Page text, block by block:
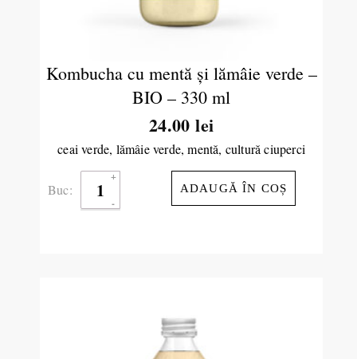
Kombucha cu mentă şi lămâie verde –
BIO – 330 ml
24.00lei
ceai verde, lămâie verde, mentă, cultură ciuperci
Buc: ADAUGĂ ÎN COȘ